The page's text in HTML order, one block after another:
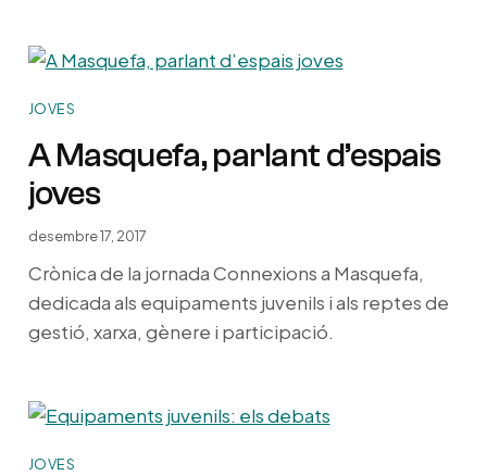
JOVES
A Masquefa, parlant d’espais
joves
desembre 17, 2017
Crònica de la jornada Connexions a Masquefa,
dedicada als equipaments juvenils i als reptes de
gestió, xarxa, gènere i participació.
JOVES